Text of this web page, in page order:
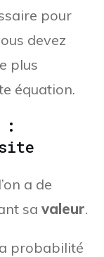
pour
devez
plus
équation.
:
a de
sa valeur.
probabilité